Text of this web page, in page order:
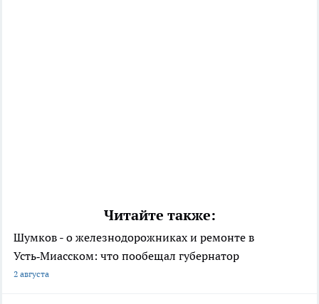
Читайте также:
Шумков - о железнодорожниках и ремонте в
Усть‑Миасском: что пообещал губернатор
2 августа